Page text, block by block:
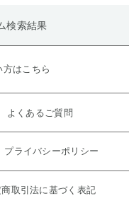
検索結果
方はこちら
よくあるご質問
プライバシーポリシー
取引法に基づく表記